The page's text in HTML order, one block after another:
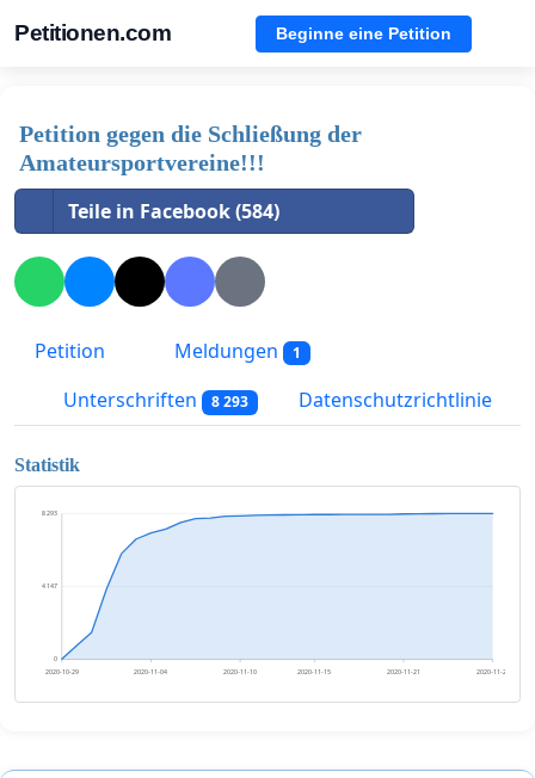
Petitionen.com Beginne eine Petition
Petition gegen die Schließung der
Amateursportvereine!!!
Teile in Facebook (584)
Petition Meldungen 1
Unterschriften 8 293 Datenschutzrichtlinie
Statistik
0
4 147
8 293
2020-10-29 2020-11-04 2020-11-10 2020-11-15 2020-11-21 2020-11-27